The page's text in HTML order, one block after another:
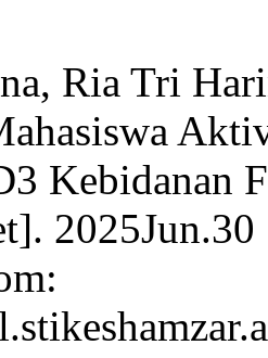
Ria Tri
Kebidanan